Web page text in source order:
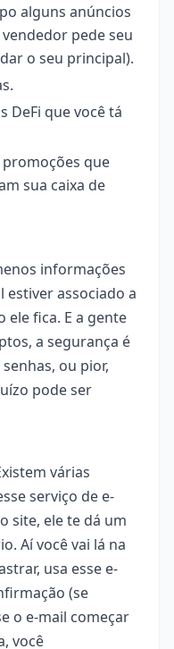
alguns anúncios
vendedor pede seu
o seu principal).
DeFi que você tá
que
sua caixa de
informações
estiver associado a
ele fica. E a gente
a segurança é
ou pior,
pode ser
várias
serviço de e-
site, ele te dá um
Aí você vai lá na
usa esse e-
(se
o e-mail começar
você